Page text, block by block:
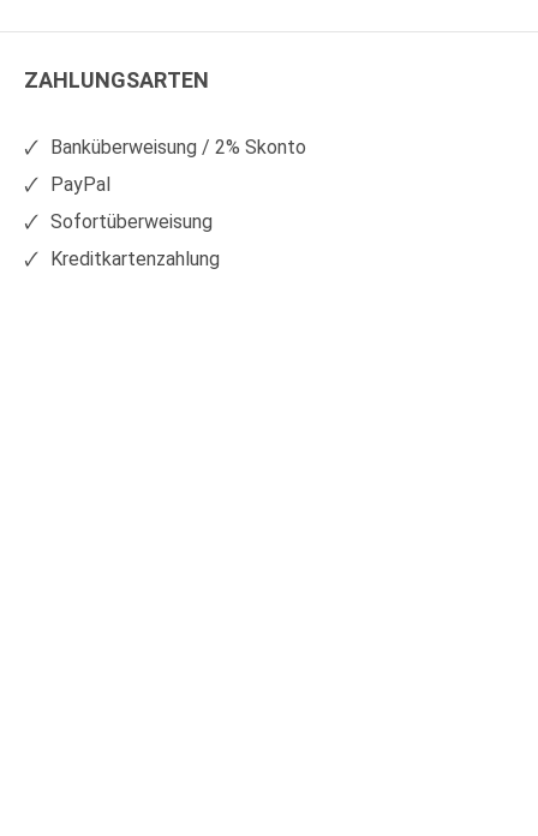
auf
auf
ZAHLUNGSARTEN
Banküberweisung / 2% Skonto
PayPal
Sofortüberweisung
Kreditkartenzahlung